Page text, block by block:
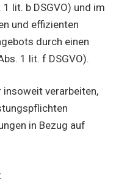
lit. b DSGVO) und im
und effizienten
durch einen
1 lit. f DSGVO).
insoweit verarbeiten,
in Bezug auf